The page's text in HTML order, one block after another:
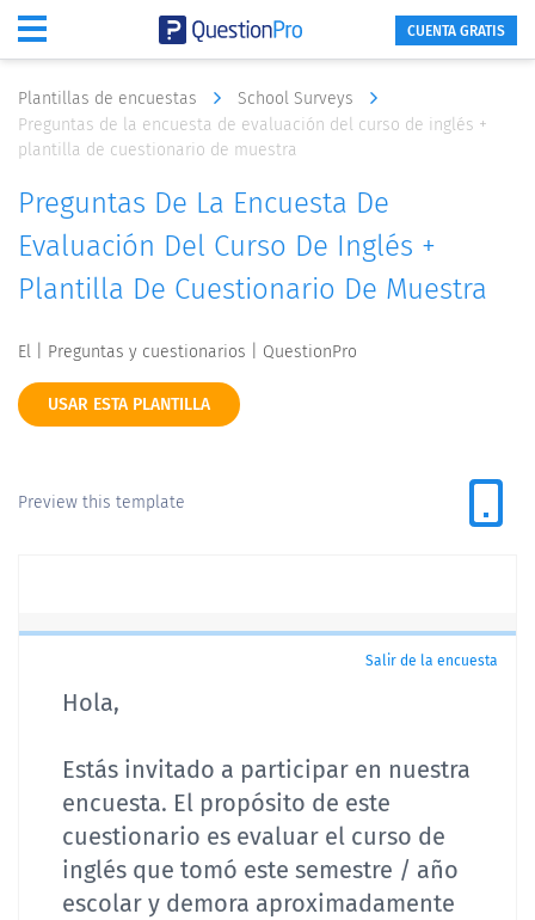
CUENTA GRATIS
Plantillas de encuestas
School Surveys
Preguntas de la encuesta de evaluación del curso de inglés +
plantilla de cuestionario de muestra
Preguntas De La Encuesta De
Evaluación Del Curso De Inglés +
Plantilla De Cuestionario De Muestra
El | Preguntas y cuestionarios | QuestionPro
USAR ESTA PLANTILLA
Preview this template